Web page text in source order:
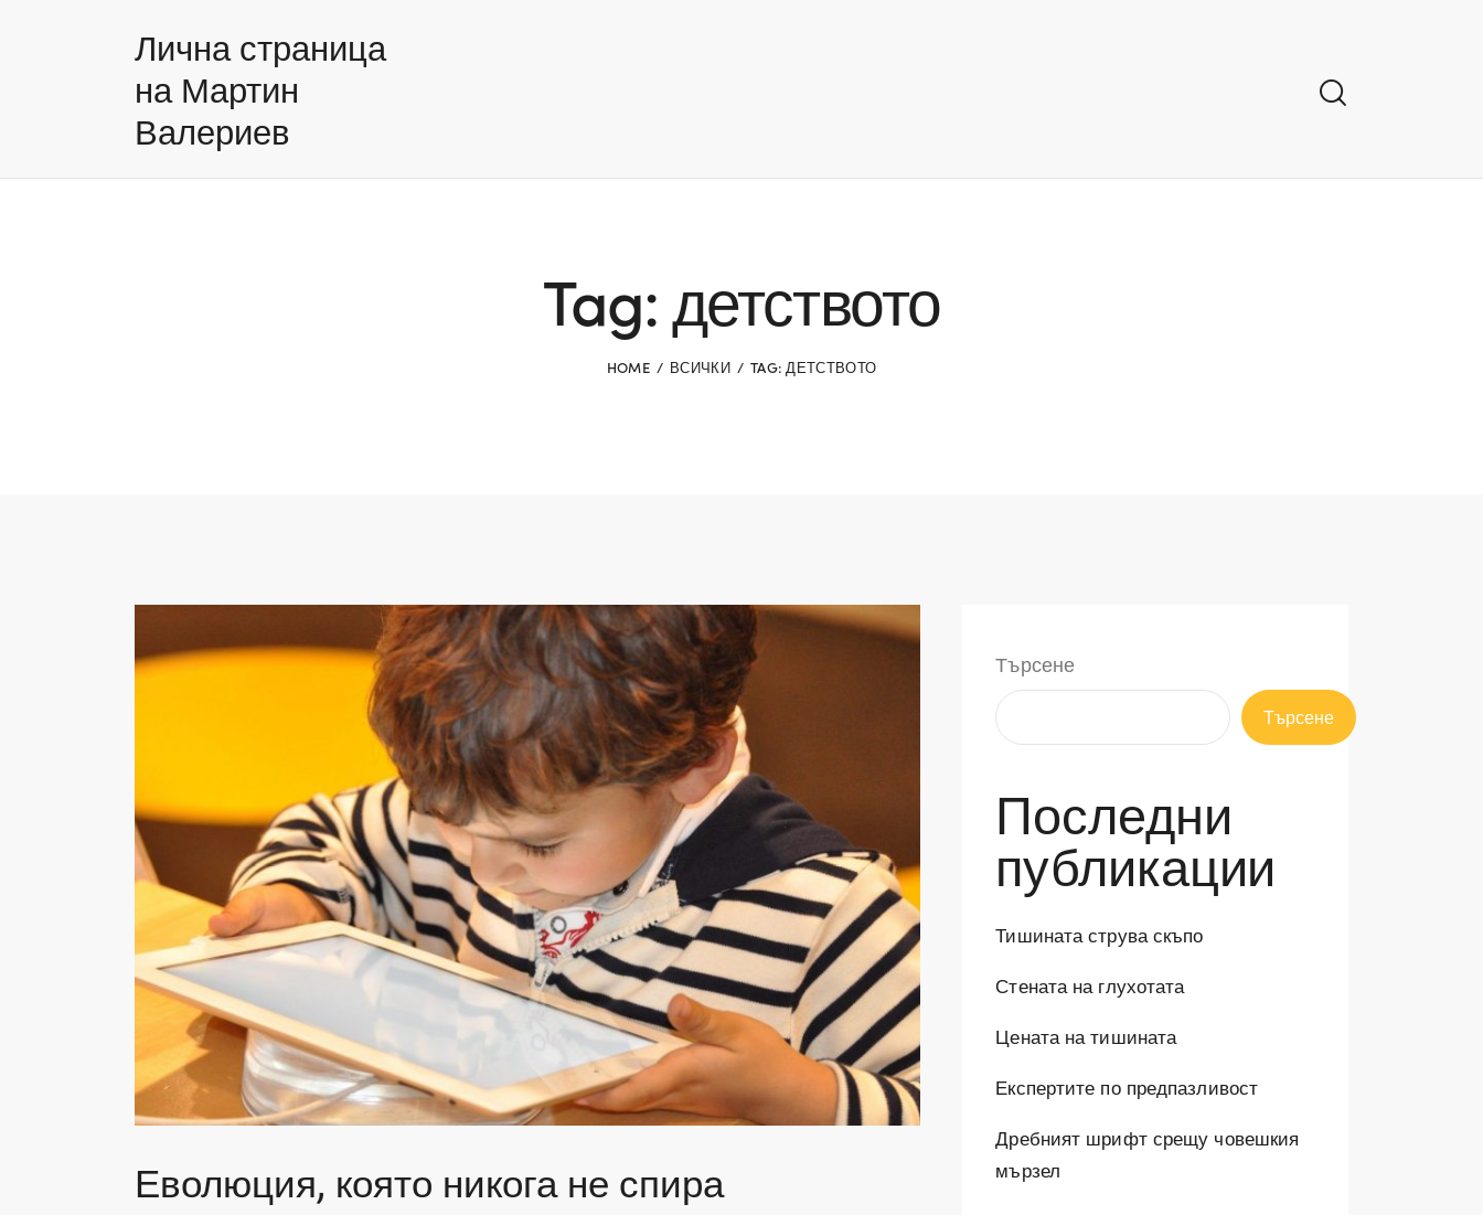
Лична страница
на Мартин
Валериев
Tag: детството
HOME ВСИЧКИ TAG: ДЕТСТВОТО
Еволюция, която никога не спира
Търсене
Търсене
Последни
публикации
Тишината струва скъпо
Стената на глухотата
Цената на тишината
Експертите по предпазливост
Дребният шрифт срещу човешкия
мързел